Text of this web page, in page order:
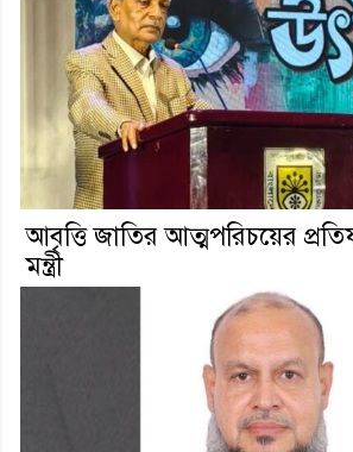
আবৃত্তি জাতির আত্মপরিচয়ের
মন্ত্রী